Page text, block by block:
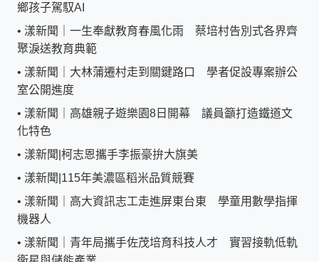
鄉孩子駕馭AI
• 漾新聞｜一生奉獻教育春風化雨 蔡培村告別式各界齊
聚淚送教育典範
• 漾新聞｜大林蒲遷村走到關鍵路口 學者促設專案辦公
室公開進度
• 漾新聞｜高雄親子遊樂園8日開幕 議員籲打造鐵道文
化特色
• 漾新聞|柯志恩攜手李振豪拚大旗美
• 漾新聞|115年美濃區稻米品質競賽
• 漾新聞｜高大資訊志工走進屏東台東 學童用數學指揮
機器人
• 漾新聞｜青年局攜手佐茂培育科技人才 實習接軌低軌